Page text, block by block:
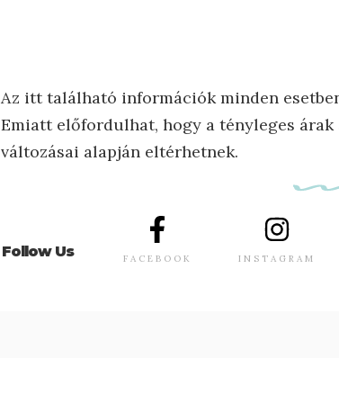
Az itt található információk minden
Emiatt előfordulhat, hogy a tényleges
változásai alapján eltérhetnek.
Follow Us FACEBOOK INSTAGRAM